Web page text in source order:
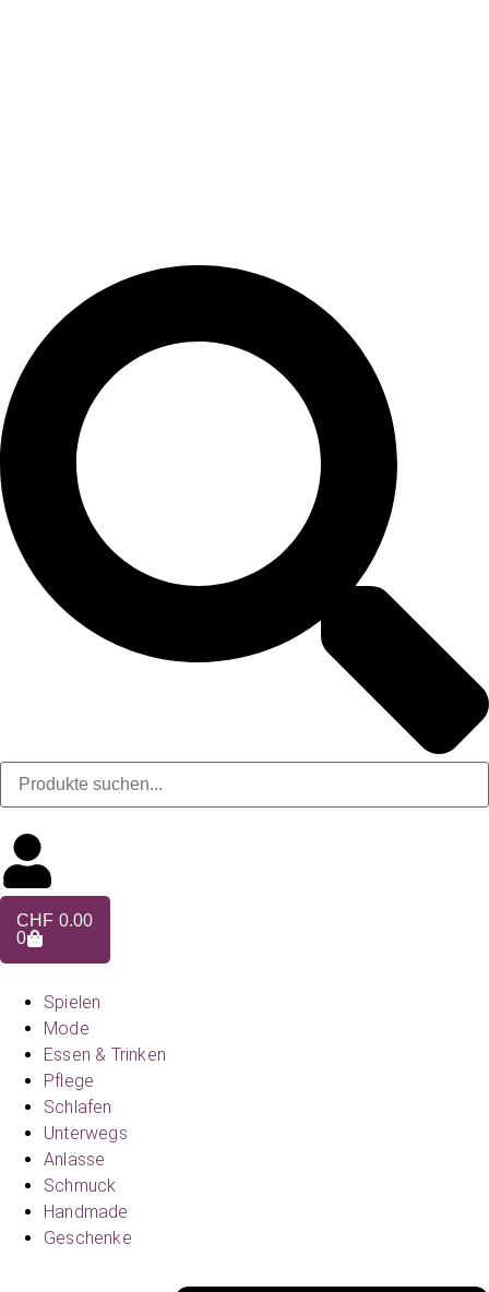
CHF 0.00
0
Spielen
Mode
Essen & Trinken
Pflege
Schlafen
Unterwegs
Anlässe
Schmuck
Handmade
Geschenke